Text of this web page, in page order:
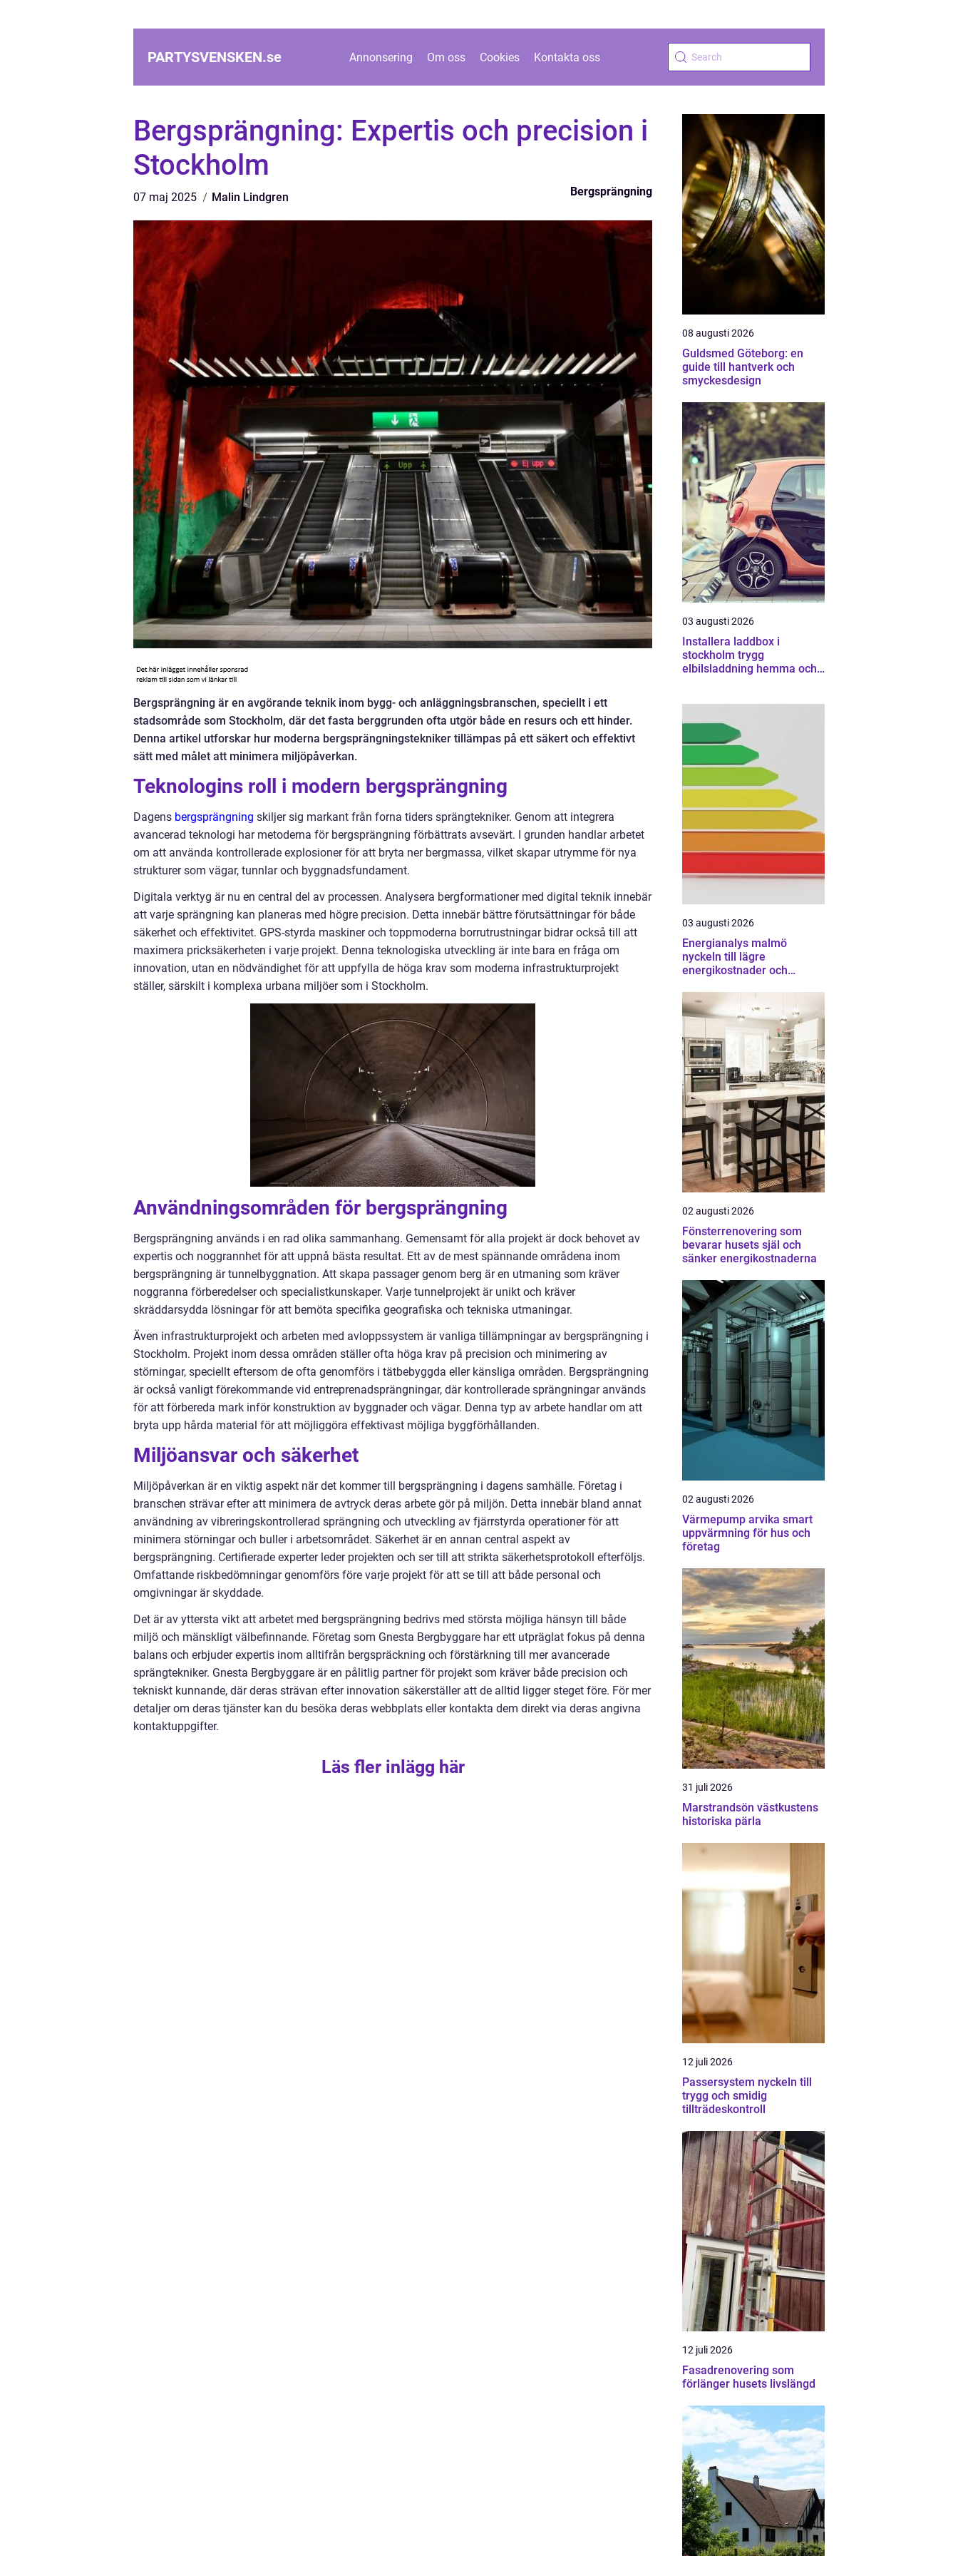
PARTYSVENSKEN.se Annonsering Om oss Cookies Kontakta oss
Bergsprängning: Expertis och precision i
Stockholm
07 maj 2025 Malin Lindgren Bergsprängning
Bergsprängning är en avgörande teknik inom bygg- och anläggningsbranschen, speciellt i ett
stadsområde som Stockholm, där det fasta berggrunden ofta utgör både en resurs och ett hinder.
Denna artikel utforskar hur moderna bergsprängningstekniker tillämpas på ett säkert och effektivt
sätt med målet att minimera miljöpåverkan.
Teknologins roll i modern bergsprängning
Dagens bergsprängning skiljer sig markant från forna tiders sprängtekniker. Genom att integrera
avancerad teknologi har metoderna för bergsprängning förbättrats avsevärt. I grunden handlar arbetet
om att använda kontrollerade explosioner för att bryta ner bergmassa, vilket skapar utrymme för nya
strukturer som vägar, tunnlar och byggnadsfundament.
Digitala verktyg är nu en central del av processen. Analysera bergformationer med digital teknik innebär
att varje sprängning kan planeras med högre precision. Detta innebär bättre förutsättningar för både
säkerhet och effektivitet. GPS-styrda maskiner och toppmoderna borrutrustningar bidrar också till att
maximera pricksäkerheten i varje projekt. Denna teknologiska utveckling är inte bara en fråga om
innovation, utan en nödvändighet för att uppfylla de höga krav som moderna infrastrukturprojekt
ställer, särskilt i komplexa urbana miljöer som i Stockholm.
Användningsområden för bergsprängning
Bergsprängning används i en rad olika sammanhang. Gemensamt för alla projekt är dock behovet av
expertis och noggrannhet för att uppnå bästa resultat. Ett av de mest spännande områdena inom
bergsprängning är tunnelbyggnation. Att skapa passager genom berg är en utmaning som kräver
noggranna förberedelser och specialistkunskaper. Varje tunnelprojekt är unikt och kräver
skräddarsydda lösningar för att bemöta specifika geografiska och tekniska utmaningar.
Även infrastrukturprojekt och arbeten med avloppssystem är vanliga tillämpningar av bergsprängning i
Stockholm. Projekt inom dessa områden ställer ofta höga krav på precision och minimering av
störningar, speciellt eftersom de ofta genomförs i tätbebyggda eller känsliga områden. Bergsprängning
är också vanligt förekommande vid entreprenadsprängningar, där kontrollerade sprängningar används
för att förbereda mark inför konstruktion av byggnader och vägar. Denna typ av arbete handlar om att
bryta upp hårda material för att möjliggöra effektivast möjliga byggförhållanden.
Miljöansvar och säkerhet
Miljöpåverkan är en viktig aspekt när det kommer till bergsprängning i dagens samhälle. Företag i
branschen strävar efter att minimera de avtryck deras arbete gör på miljön. Detta innebär bland annat
användning av vibreringskontrollerad sprängning och utveckling av fjärrstyrda operationer för att
minimera störningar och buller i arbetsområdet. Säkerhet är en annan central aspekt av
bergsprängning. Certifierade experter leder projekten och ser till att strikta säkerhetsprotokoll efterföljs.
Omfattande riskbedömningar genomförs före varje projekt för att se till att både personal och
omgivningar är skyddade.
Det är av yttersta vikt att arbetet med bergsprängning bedrivs med största möjliga hänsyn till både
miljö och mänskligt välbefinnande. Företag som Gnesta Bergbyggare har ett utpräglat fokus på denna
balans och erbjuder expertis inom alltifrån bergspräckning och förstärkning till mer avancerade
sprängtekniker. Gnesta Bergbyggare är en pålitlig partner för projekt som kräver både precision och
tekniskt kunnande, där deras strävan efter innovation säkerställer att de alltid ligger steget före. För mer
detaljer om deras tjänster kan du besöka deras webbplats eller kontakta dem direkt via deras angivna
kontaktuppgifter.
Läs fler inlägg här
08 augusti 2026
Guldsmed Göteborg: en
guide till hantverk och
smyckesdesign
03 augusti 2026
Installera laddbox i
stockholm trygg
elbilsladdning hemma och
03 augusti 2026
Energianalys malmö
nyckeln till lägre
energikostnader och
02 augusti 2026
Fönsterrenovering som
bevarar husets själ och
sänker energikostnaderna
02 augusti 2026
Värmepump arvika smart
uppvärmning för hus och
företag
31 juli 2026
Marstrandsön västkustens
historiska pärla
12 juli 2026
Passersystem nyckeln till
trygg och smidig
tillträdeskontroll
12 juli 2026
Fasadrenovering som
förlänger husets livslängd